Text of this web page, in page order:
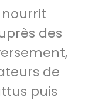
des
de
puis